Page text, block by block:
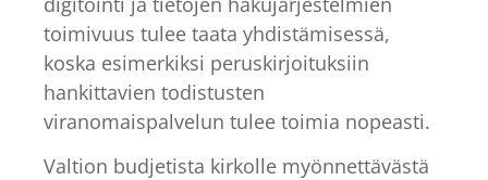
toimivuus tulee taata yhdistämisessä,
koska esimerkiksi peruskirjoituksiin
hankittavien todistusten
viranomaispalvelun tulee toimia nopeasti.
Valtion budjetista kirkolle myönnettävästä